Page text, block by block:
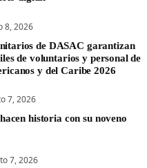
8, 2026
de DASAC garantizan
de voluntarios y personal de
y del Caribe 2026
7, 2026
historia con su noveno
7, 2026